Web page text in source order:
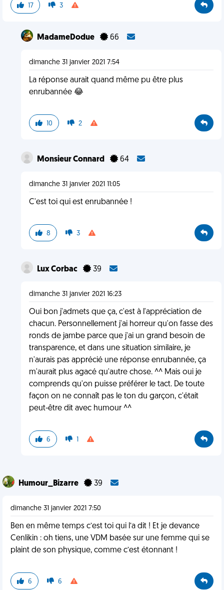
17 3
MadameDodue 66
dimanche 31 janvier 2021 7:54
La réponse aurait quand même pu être plus
enrubannée 😂
10 2
Monsieur Connard 64
dimanche 31 janvier 2021 11:05
C'est toi qui est enrubannée !
8 3
Lux Corbac 39
dimanche 31 janvier 2021 16:23
Oui bon j'admets que ça, c'est à l'appréciation de
chacun. Personnellement j'ai horreur qu'on fasse des
ronds de jambe parce que j'ai un grand besoin de
transparence, et dans une situation similaire, je
n'aurais pas apprécié une réponse enrubannée, ça
m'aurait plus agacé qu'autre chose. ^^ Mais oui je
comprends qu'on puisse préférer le tact. De toute
façon on ne connaît pas le ton du garçon, c'était
peut-être dit avec humour ^^
6 1
Humour_Bizarre 39
dimanche 31 janvier 2021 7:50
Ben en même temps c’est toi qui l’a dit ! Et je devance
Cenlikin : oh tiens, une VDM basée sur une femme qui se
plaint de son physique, comme c’est étonnant !
6 6